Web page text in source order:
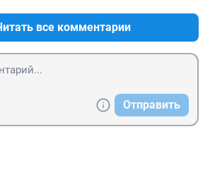
все комментарии
Отправить